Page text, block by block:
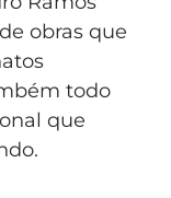
obras que
todo
que